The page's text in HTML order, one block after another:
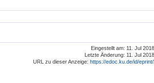
Eingestellt am: 11. Jul
Letzte Änderung: 11. Jul
URL zu dieser Anzeige: https://edoc.ku.de/id/